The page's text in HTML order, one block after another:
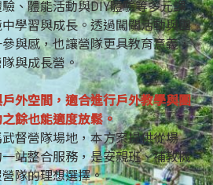
、體能活動與DIY體驗等多元課
學習與成長。透過闖關活動與團
與感，也讓營隊更具教育意義，
與成長營。
外空間，適合進行戶外教學與團
餘也能適度放鬆。
督營隊場地，本方案提供從場
站整合服務，是安親班、補教機
隊的理想選擇。